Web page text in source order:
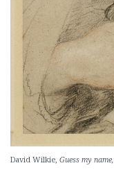
David Wilkie, Guess my name,